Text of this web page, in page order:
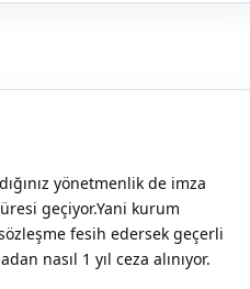
yönetmenlik de imza
geçiyor.Yani kurum
fesih edersek geçerli
nasıl 1 yıl ceza alınıyor.